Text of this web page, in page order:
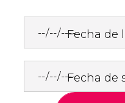
Fecha de
Fecha de